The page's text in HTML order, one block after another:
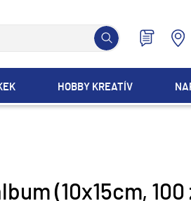
HOBBY KREATÍV
(10x15cm, 100